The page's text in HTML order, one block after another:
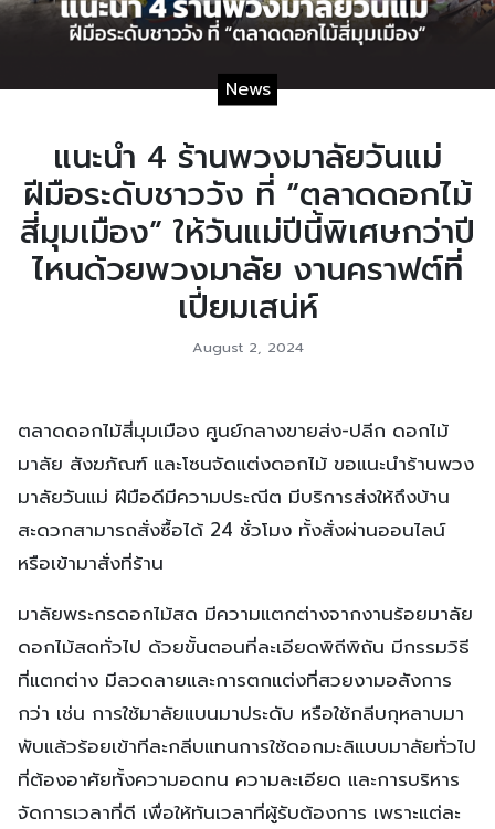
News
แนะนำ 4 ร้านพวงมาลัยวันแม่
ฝีมือระดับชาววัง ที่ “ตลาดดอกไม้
สี่มุมเมือง” ให้วันแม่ปีนี้พิเศษกว่าปี
ไหนด้วยพวงมาลัย งานคราฟต์ที่
เปี่ยมเสน่ห์
August 2, 2024
ตลาดดอกไม้สี่มุมเมือง ศูนย์กลางขายส่ง-ปลีก ดอกไม้
มาลัย สังฆภัณฑ์ และโซนจัดแต่งดอกไม้ ขอแนะนำร้านพวง
มาลัยวันแม่ ฝีมือดีมีความประณีต มีบริการส่งให้ถึงบ้าน
สะดวกสามารถสั่งซื้อได้ 24 ชั่วโมง ทั้งสั่งผ่านออนไลน์
หรือเข้ามาสั่งที่ร้าน
มาลัยพระกรดอกไม้สด มีความแตกต่างจากงานร้อยมาลัย
ดอกไม้สดทั่วไป ด้วยขั้นตอนที่ละเอียดพิถีพิถัน มีกรรมวิธี
ที่แตกต่าง มีลวดลายและการตกแต่งที่สวยงามอลังการ
กว่า เช่น การใช้มาลัยแบนมาประดับ หรือใช้กลีบกุหลาบมา
พับแล้วร้อยเข้าทีละกลีบแทนการใช้ดอกมะลิแบบมาลัยทั่วไป
ที่ต้องอาศัยทั้งความอดทน ความละเอียด และการบริหาร
จัดการเวลาที่ดี เพื่อให้ทันเวลาที่ผู้รับต้องการ เพราะแต่ละ